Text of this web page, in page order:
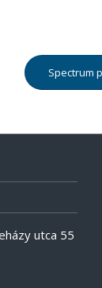
Spectrum
utca 55